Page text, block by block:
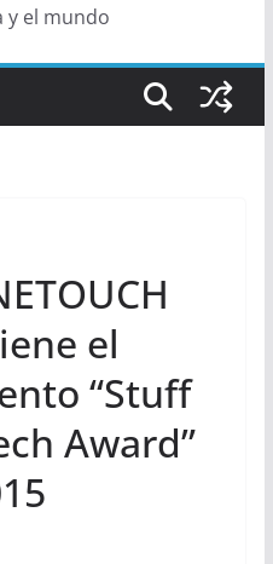
y el mundo
el
“Stuff
Award”